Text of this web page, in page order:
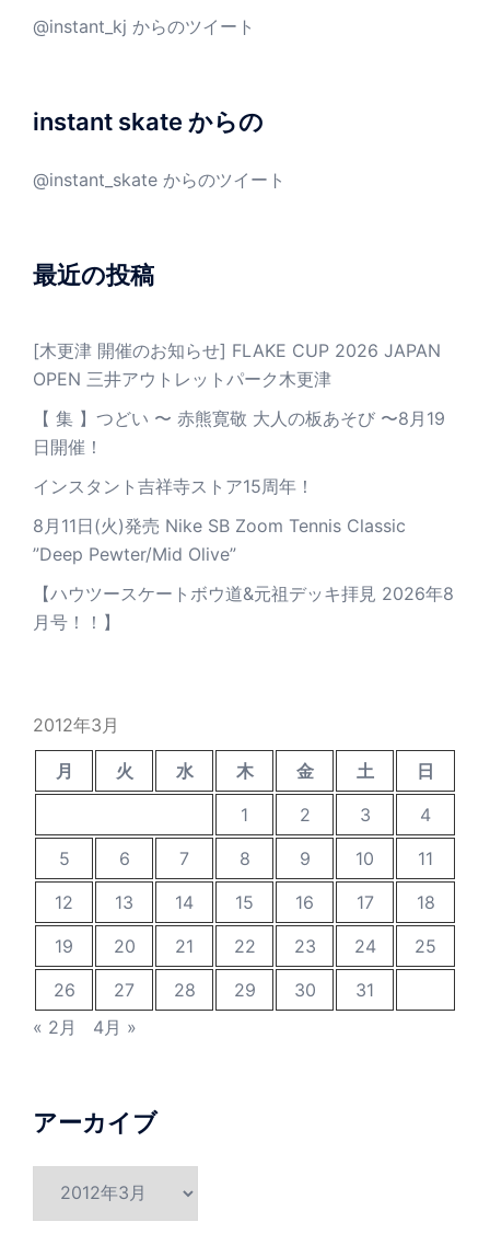
@instant_kj からのツイート
instant skate からの
@instant_skate からのツイート
最近の投稿
[木更津 開催のお知らせ] FLAKE CUP 2026 JAPAN
OPEN 三井アウトレットパーク木更津
【 集 】つどい 〜 赤熊寛敬 大人の板あそび 〜8月19
日開催！
インスタント吉祥寺ストア15周年！
8月11日(火)発売 Nike SB Zoom Tennis Classic
”Deep Pewter/Mid Olive”
【ハウツースケートボウ道&元祖デッキ拝見 2026年8
月号！！】
2012年3月
月 火 水 木 金 土
日
1
2 3
4
5
6 7 8 9 10
11
12
13 14 15 16 17
18
19
20 21 22 23 24
25
26
27 28 29 30
31
« 2月
4月 »
アーカイブ